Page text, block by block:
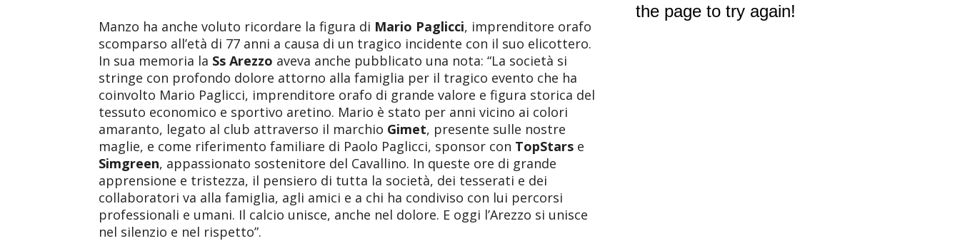
Manzo ha anche voluto ricordare la figura di Mario Paglicci, imprenditore orafo
scomparso all’età di 77 anni a causa di un tragico incidente con il suo elicottero.
In sua memoria la Ss Arezzo aveva anche pubblicato una nota: “La società si
stringe con profondo dolore attorno alla famiglia per il tragico evento che ha
coinvolto Mario Paglicci, imprenditore orafo di grande valore e figura storica del
tessuto economico e sportivo aretino. Mario è stato per anni vicino ai colori
amaranto, legato al club attraverso il marchio Gimet, presente sulle nostre
maglie, e come riferimento familiare di Paolo Paglicci, sponsor con TopStars e
Simgreen, appassionato sostenitore del Cavallino. In queste ore di grande
apprensione e tristezza, il pensiero di tutta la società, dei tesserati e dei
collaboratori va alla famiglia, agli amici e a chi ha condiviso con lui percorsi
professionali e umani. Il calcio unisce, anche nel dolore. E oggi l’Arezzo si unisce
nel silenzio e nel rispetto”.